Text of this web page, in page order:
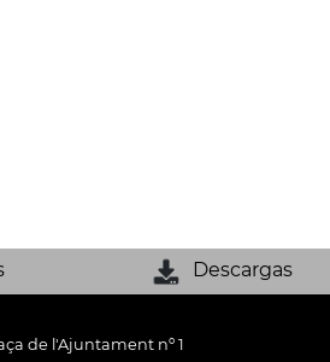
Descargas
de l'Ajuntament nº 1